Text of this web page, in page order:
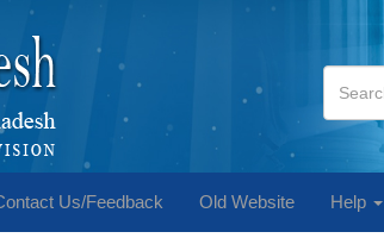
Us/Feedback Old Website Help